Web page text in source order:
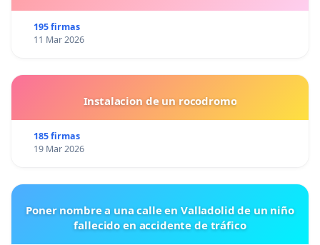
195 firmas
11 Mar 2026
Instalacion de un rocodromo
185 firmas
19 Mar 2026
Poner nombre a una calle en Valladolid de un niño
fallecido en accidente de tráfico